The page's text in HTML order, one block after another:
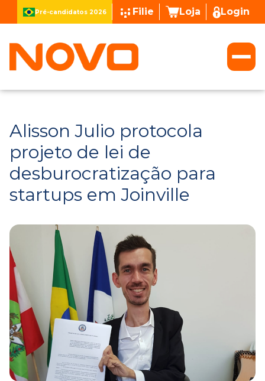
Pré-candidatos 2026 Filie Loja Login
Alisson Julio protocola
projeto de lei de
desburocratização para
startups em Joinville